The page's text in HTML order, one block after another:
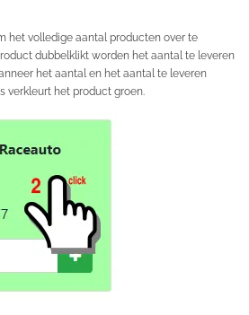
het volledige aantal producten over te
dubbelklikt worden het aantal te leveren
het aantal en het aantal te leveren
verkleurt het product groen.